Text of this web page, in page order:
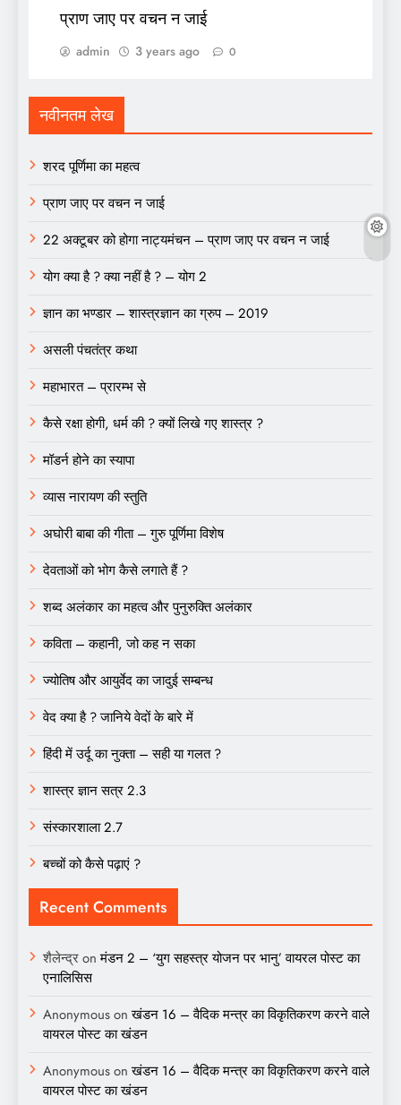
प्राण जाए पर वचन न जाई
admin 3 years ago 0
नवीनतम लेख
शरद पूर्णिमा का महत्व
प्राण जाए पर वचन न जाई
22 अक्टूबर को होगा नाट्यमंचन – प्राण जाए पर वचन न जाई
योग क्या है ? क्या नहीं है ? – योग 2
ज्ञान का भण्डार – शास्त्रज्ञान का ग्रुप – 2019
असली पंचतंत्र कथा
महाभारत – प्रारम्भ से
कैसे रक्षा होगी, धर्म की ? क्यों लिखे गए शास्त्र ?
मॉडर्न होने का स्यापा
व्यास नारायण की स्तुति
अघोरी बाबा की गीता – गुरु पूर्णिमा विशेष
देवताओं को भोग कैसे लगाते हैं ?
शब्द अलंकार का महत्व और पुनुरुक्ति अलंकार
कविता – कहानी, जो कह न सका
ज्योतिष और आयुर्वेद का जादुई सम्बन्ध
वेद क्या है ? जानिये वेदों के बारे में
हिंदी में उर्दू का नुक्ता – सही या गलत ?
शास्त्र ज्ञान सत्र 2.3
संस्कारशाला 2.7
बच्चों को कैसे पढ़ाएं ?
Recent Comments
शैलेन्द्रonमंडन 2 – ‘युग सहस्त्र योजन पर भानु’ वायरल पोस्ट का
एनालिसिस
Anonymousonखंडन 16 – वैदिक मन्त्र का विकृतिकरण करने वाले
वायरल पोस्ट का खंडन
Anonymousonखंडन 16 – वैदिक मन्त्र का विकृतिकरण करने वाले
वायरल पोस्ट का खंडन